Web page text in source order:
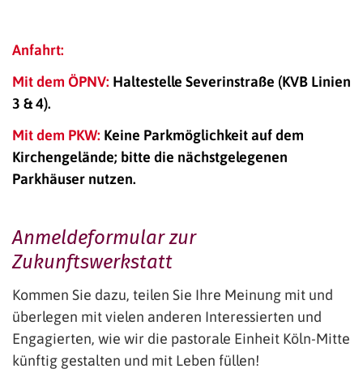
Anfahrt:
Mit dem ÖPNV: Haltestelle Severinstraße (KVB Linien
3 & 4).
Mit dem PKW: Keine Parkmöglichkeit auf dem
Kirchengelände; bitte die nächstgelegenen
Parkhäuser nutzen.
Anmeldeformular zur
Zukunftswerkstatt
Kommen Sie dazu, teilen Sie Ihre Meinung mit und
überlegen mit vielen anderen Interessierten und
Engagierten, wie wir die pastorale Einheit Köln-Mitte
künftig gestalten und mit Leben füllen!